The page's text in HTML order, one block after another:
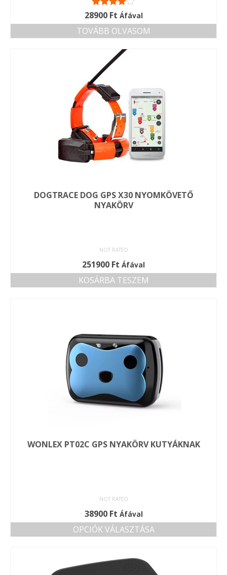
Értékelés:
28900 Ft Áfával
TOVÁBB OLVASOM
DOGTRACE DOG GPS X30 NYOMKÖVETŐ
NYAKÖRV
NOT RATED
251900 Ft Áfával
KOSÁRBA TESZEM
WONLEX PT02C GPS NYAKÖRV KUTYÁKNAK
NOT RATED
38900 Ft Áfával
OPCIÓK VÁLASZTÁSA
terméknek